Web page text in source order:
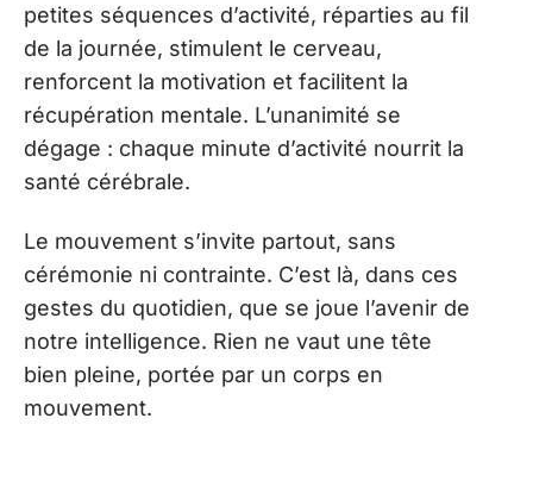
petites séquences d’activité, réparties au fil
de la journée, stimulent le cerveau,
renforcent la motivation et facilitent la
récupération mentale. L’unanimité se
dégage : chaque minute d’activité nourrit la
santé cérébrale.
Le mouvement s’invite partout, sans
cérémonie ni contrainte. C’est là, dans ces
gestes du quotidien, que se joue l’avenir de
notre intelligence. Rien ne vaut une tête
bien pleine, portée par un corps en
mouvement.